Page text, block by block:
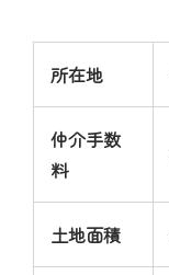
所在地
仲介手数
料
土地面積